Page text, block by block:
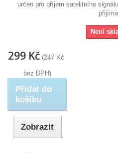
určen pro příjem satelitního
Není
299 Kč (247 Kč
bez DPH)
Přidat do
košíku
Zobrazit